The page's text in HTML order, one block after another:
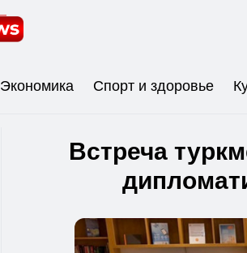
Экономика Спорт и здоровье
Встреча